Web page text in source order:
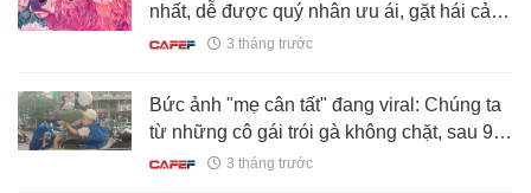
nhất, dễ được quý nhân ưu ái, gặt hái cả
tiền lẫn tình3 tháng trước
Bức ảnh "mẹ cân tất" đang viral: Chúng ta
từ những cô gái trói gà không chặt, sau 9
tháng 10 ngày đều trở thành siêu nhân hết!
3 tháng trước